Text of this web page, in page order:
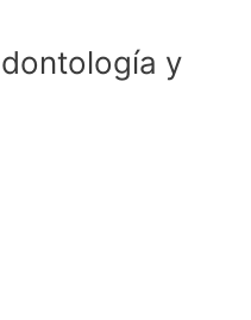
m
y